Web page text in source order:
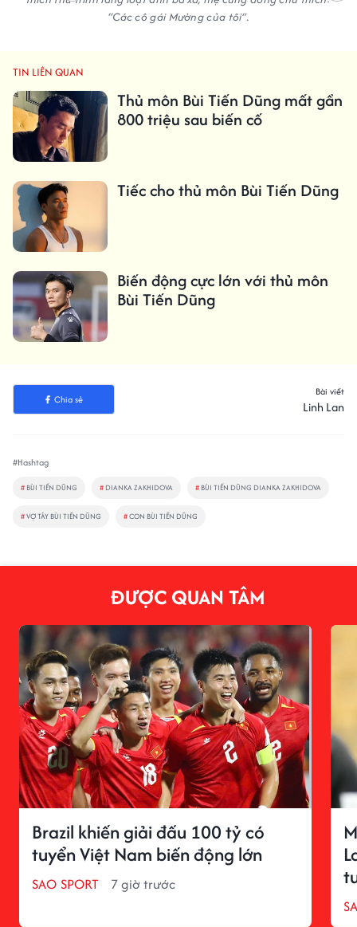
“Các cô gái Mường của tôi”.
TIN LIÊN QUAN
Thủ môn Bùi Tiến Dũng mất gần
800 triệu sau biến cố
Tiếc cho thủ môn Bùi Tiến Dũng
Biến động cực lớn với thủ môn
Bùi Tiến Dũng
Chia sẻ
Bài viết
Linh Lan
#Hashtag
# BÙI TIẾN DŨNG # DIANKA ZAKHIDOVA # BÙI TIẾN DŨNG DIANKA ZAKHIDOVA
#VỢ TÂY BÙI TIẾN DŨNG #CON BÙI TIẾN DŨNG
ĐƯỢC QUAN TÂM
Brazil khiến giải đấu 100 tỷ có
tuyển Việt Nam biến động lớn
SAO SPORT 7 giờ trước